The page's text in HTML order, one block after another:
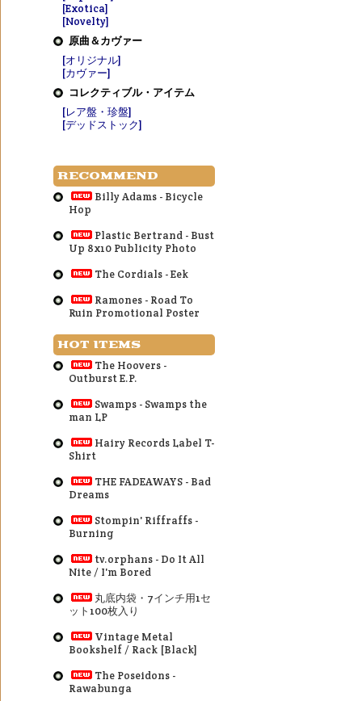
[Exotica]
[Novelty]
原曲＆カヴァー
[オリジナル]
[カヴァー]
コレクティブル・アイテム
[レア盤・珍盤]
[デッドストック]
RECOMMEND
Billy Adams - Bicycle
Hop
Plastic Bertrand - Bust
Up 8x10 Publicity Photo
The Cordials - Eek
Ramones - Road To
Ruin Promotional Poster
HOT ITEMS
The Hoovers -
Outburst E.P.
Swamps - Swamps the
man LP
Hairy Records Label T-
Shirt
THE FADEAWAYS - Bad
Dreams
Stompin' Riffraffs -
Burning
tv.orphans - Do It All
Nite / I'm Bored
丸底内袋・7インチ用1セ
ット100枚入り
Vintage Metal
Bookshelf / Rack [Black]
The Poseidons -
Rawabunga